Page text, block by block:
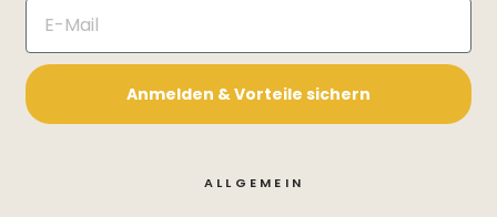
Anmelden & Vorteile sichern
ALLGEMEIN